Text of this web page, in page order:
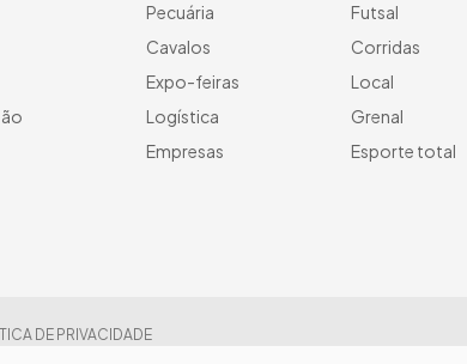
Pecuária
Cavalos
Expo-feiras
Logística
Empresas
Futsal
Corridas
Local
Grenal
Esporte total
DE PRIVACIDADE